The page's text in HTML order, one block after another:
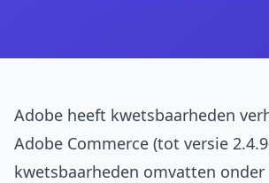
Adobe heeft kwetsbaarheden
Adobe Commerce (tot versie
kwetsbaarheden omvatten onder